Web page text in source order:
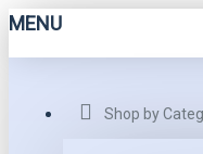
MENU
Shop by